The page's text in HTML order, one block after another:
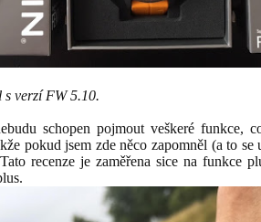
s verzí FW 5.10.
schopen pojmout veškeré funkce,
pokud jsem zde něco zapomněl (a to se
recenze je zaměřena sice na funkce